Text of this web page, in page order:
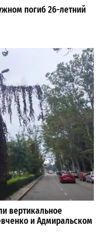
погиб 26-летний
вертикальное
и Адмиральском